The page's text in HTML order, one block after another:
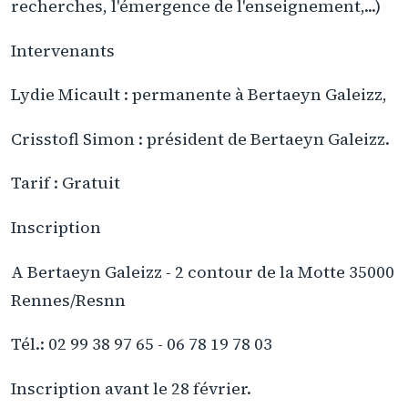
recherches, l'émergence de l'enseignement,...)
Intervenants
Lydie Micault : permanente à Bertaeyn Galeizz,
Crisstofl Simon : président de Bertaeyn Galeizz.
Tarif : Gratuit
Inscription
A Bertaeyn Galeizz - 2 contour de la Motte 35000
Rennes/Resnn
Tél.: 02 99 38 97 65 - 06 78 19 78 03
Inscription avant le 28 février.